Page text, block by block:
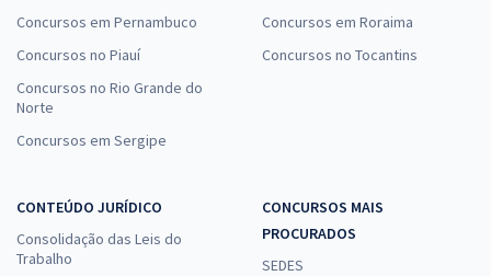
Concursos em Pernambuco
Concursos no Piauí
Concursos no Rio Grande do
Norte
Concursos em Sergipe
Concursos em Roraima
Concursos no Tocantins
CONTEÚDO JURÍDICO
Consolidação das Leis do
Trabalho
CONCURSOS MAIS
PROCURADOS
SEDES